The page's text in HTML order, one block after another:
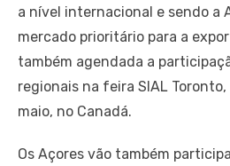
a nível internacional e sendo a
mercado prioritário para a
também agendada a
regionais na feira SIAL
maio, no Canadá.
Os Açores vão também